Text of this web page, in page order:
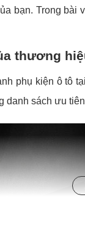
bạn. Trong
thương
phụ kiện ô tô
danh sách ưu